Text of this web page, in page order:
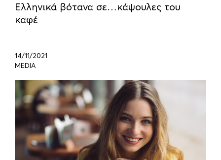
Ελληνικά βότανα σε…κάψουλες του
καφέ
14/11/2021
MEDIA